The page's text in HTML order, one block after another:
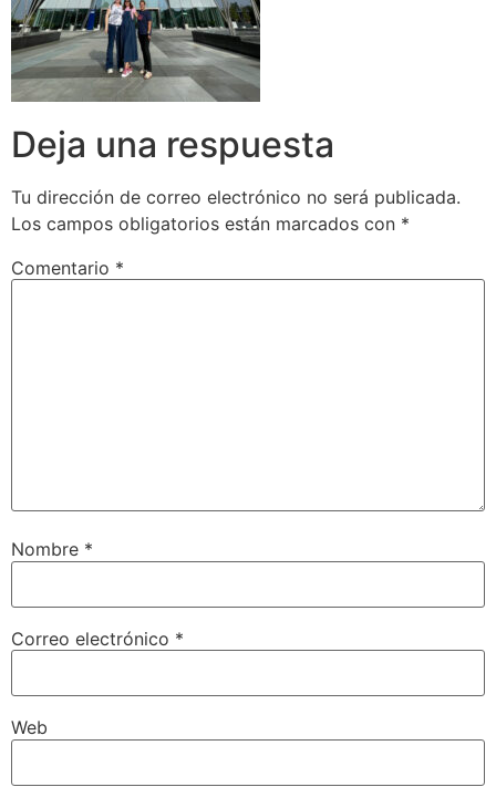
Deja una respuesta
Tu dirección de correo electrónico no será publicada.
Los campos obligatorios están marcados con *
Comentario *
Nombre *
Correo electrónico *
Web